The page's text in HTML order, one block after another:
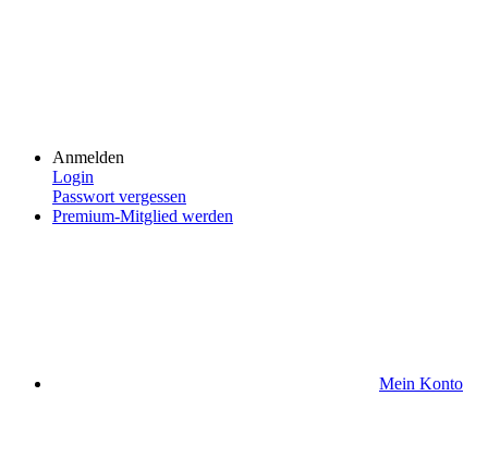
Anmelden
Login
Passwort vergessen
Premium-Mitglied werden
Mein Konto